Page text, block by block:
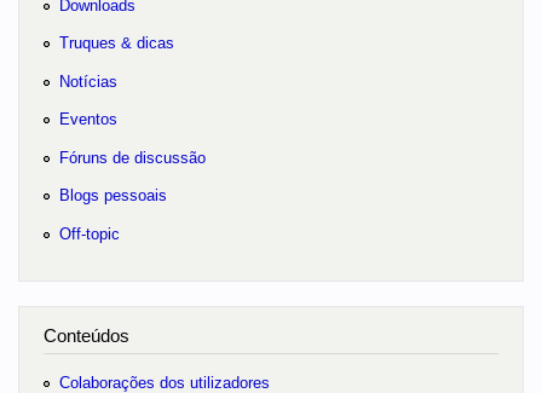
Downloads
Truques & dicas
Notícias
Eventos
Fóruns de discussão
Blogs pessoais
Off-topic
Conteúdos
Colaborações dos utilizadores